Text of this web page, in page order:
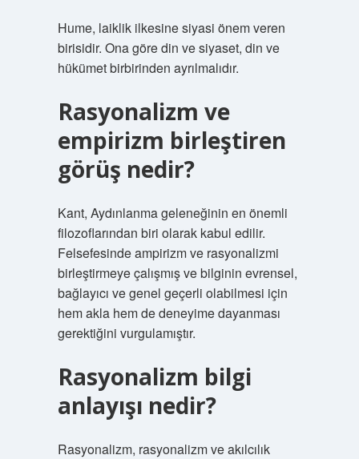
Hume, laiklik ilkesine siyasi önem veren
birisidir. Ona göre din ve siyaset, din ve
hükümet birbirinden ayrılmalıdır.
Rasyonalizm ve
empirizm birleştiren
görüş nedir?
Kant, Aydınlanma geleneğinin en önemli
filozoflarından biri olarak kabul edilir.
Felsefesinde ampirizm ve rasyonalizmi
birleştirmeye çalışmış ve bilginin evrensel,
bağlayıcı ve genel geçerli olabilmesi için
hem akla hem de deneyime dayanması
gerektiğini vurgulamıştır.
Rasyonalizm bilgi
anlayışı nedir?
Rasyonalizm, rasyonalizm ve akılcılık